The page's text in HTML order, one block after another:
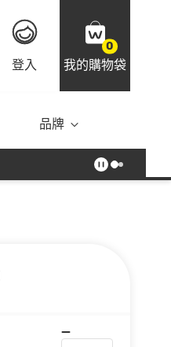
登入
0
我的購物袋
品牌